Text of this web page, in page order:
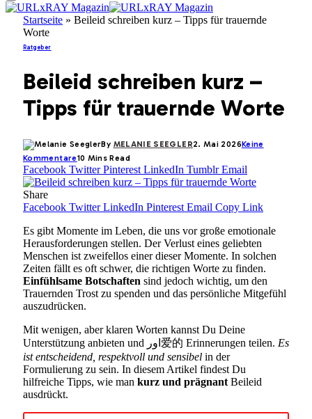
Startseite » Beileid schreiben kurz – Tipps für trauernde
Worte
Ratgeber
Beileid schreiben kurz –
Tipps für trauernde Worte
By MELANIE SEEGLER2. Mai 2026Keine
Kommentare10 Mins Read
Facebook Twitter Pinterest LinkedIn Tumblr Email
Share
Facebook Twitter LinkedIn Pinterest Email Copy Link
Es gibt Momente im Leben, die uns vor große emotionale
Herausforderungen stellen. Der Verlust eines geliebten
Menschen ist zweifellos einer dieser Momente. In solchen
Zeiten fällt es oft schwer, die richtigen Worte zu finden.
Einfühlsame Botschaften sind jedoch wichtig, um den
Trauernden Trost zu spenden und das persönliche Mitgefühl
auszudrücken.
Mit wenigen, aber klaren Worten kannst Du Deine
Unterstützung anbieten und اور爱的 Erinnerungen teilen. Es
ist entscheidend, respektvoll und sensibel in der
Formulierung zu sein. In diesem Artikel findest Du
hilfreiche Tipps, wie man kurz und prägnant Beileid
ausdrückt.